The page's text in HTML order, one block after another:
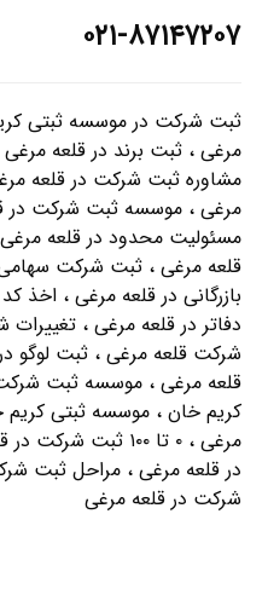
۰۲۱-۸۷۱۴۷۲۰۷
ثبت شرکت در موسسه ثبتی
مرغی ، ثبت برند در قلعه مرغی
مشاوره ثبت شرکت در قلعه
مرغی ، موسسه ثبت شرکت در
مسئولیت محدود در قلعه
قلعه مرغی ، ثبت شرکت
بازرگانی در قلعه مرغی ، اخذ
دفاتر در قلعه مرغی ،
شرکت قلعه مرغی ، ثبت لوگو
قلعه مرغی ، موسسه ثبت
کریم خان ، موسسه ثبتی کریم
مرغی ، ۰ تا ۱۰۰
در قلعه مرغی ، مراحل ثبت
شرکت در قلعه مرغی